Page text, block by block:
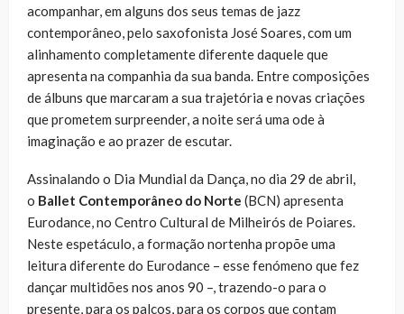
acompanhar, em alguns dos seus temas de jazz
contemporâneo, pelo saxofonista José Soares, com um
alinhamento completamente diferente daquele que
apresenta na companhia da sua banda. Entre composições
de álbuns que marcaram a sua trajetória e novas criações
que prometem surpreender, a noite será uma ode à
imaginação e ao prazer de escutar.
Assinalando o Dia Mundial da Dança, no dia 29 de abril,
o Ballet Contemporâneo do Norte (BCN) apresenta
Eurodance, no Centro Cultural de Milheirós de Poiares.
Neste espetáculo, a formação nortenha propõe uma
leitura diferente do Eurodance – esse fenómeno que fez
dançar multidões nos anos 90 –, trazendo-o para o
presente, para os palcos, para os corpos que contam